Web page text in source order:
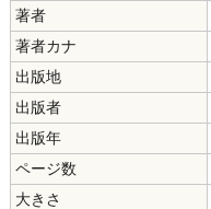
著者
著者カナ
出版地
出版者
出版年
ページ数
大きさ